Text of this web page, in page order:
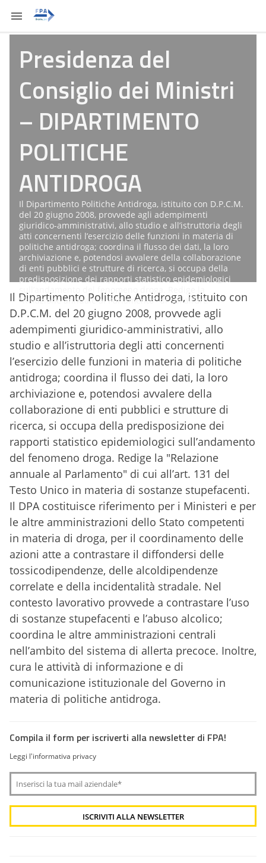
Presidenza del
Consiglio dei Ministri
– DIPARTIMENTO
POLITICHE
ANTIDROGA
Il Dipartimento Politiche Antidroga, istituito con D.P.C.M.
del 20 giugno 2008, provvede agli adempimenti
giuridico-amministrativi, allo studio e all’istruttoria degli
atti concernenti l’esercizio delle funzioni in materia di
politiche antidroga; coordina il flusso dei dati, la loro
archiviazione e, potendosi avvalere della collaborazione
di enti pubblici e strutture di ricerca, si occupa della
predisposizione dei rapporti statistico epidemiologici
"Relazione annuale al Parlamento" di cui all’art.
Il Dipartimento Politiche Antidroga, istituito con
D.P.C.M. del 20 giugno 2008, provvede agli
adempimenti giuridico-amministrativi, allo
studio e all’istruttoria degli atti concernenti
l’esercizio delle funzioni in materia di politiche
antidroga; coordina il flusso dei dati, la loro
archiviazione e, potendosi avvalere della
collaborazione di enti pubblici e strutture di
ricerca, si occupa della predisposizione dei
rapporti statistico epidemiologici sull’andamento
del fenomeno droga. Redige la "Relazione
annuale al Parlamento" di cui all’art. 131 del
Testo Unico in materia di sostanze stupefacenti.
Il DPA costituisce riferimento per i Ministeri e per
le altre amministrazioni dello Stato competenti
in materia di droga, per il coordinamento delle
azioni atte a contrastare il diffondersi delle
tossicodipendenze, delle alcoldipendenze
correlate e della incidentalità stradale. Nel
contesto lavorativo provvede a contrastare l’uso
di sostanze stupefacenti e l’abuso alcolico;
coordina le altre amministrazioni centrali
nell’ambito del sistema di allerta precoce. Inoltre,
cura le attività di informazione e di
comunicazione istituzionale del Governo in
materia di politiche antidroga.
Compila il form per iscriverti alla newsletter di FPA!
Leggi l'informativa privacy